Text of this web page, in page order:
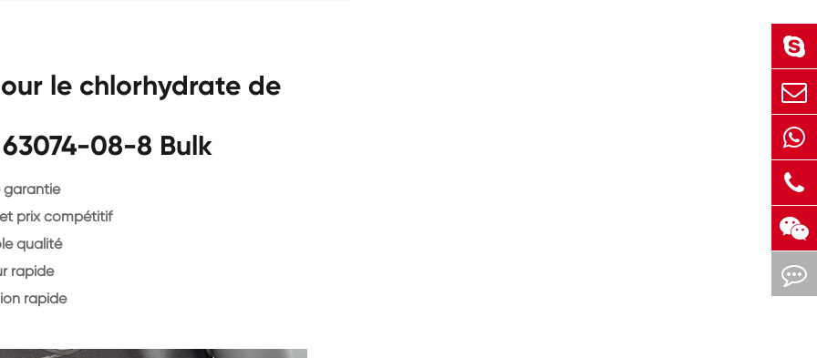
le chlorhydrate de
08-8 Bulk
garantie
prix compétitif
qualité
rapide
rapide